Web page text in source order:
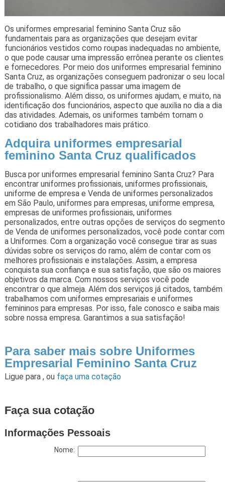
Os uniformes empresarial feminino Santa Cruz são
fundamentais para as organizações que desejam evitar
funcionários vestidos como roupas inadequadas no ambiente,
o que pode causar uma impressão errônea perante os clientes
e fornecedores. Por meio dos uniformes empresarial feminino
Santa Cruz, as organizações conseguem padronizar o seu local
de trabalho, o que significa passar uma imagem de
profissionalismo. Além disso, os uniformes ajudam, e muito, na
identificação dos funcionários, aspecto que auxilia no dia a dia
das atividades. Ademais, os uniformes também tornam o
cotidiano dos trabalhadores mais prático.
Adquira uniformes empresarial
feminino Santa Cruz qualificados
Busca por uniformes empresarial feminino Santa Cruz? Para
encontrar uniformes profissionais, uniformes profissionais,
uniforme de empresa e Venda de uniformes personalizados
em São Paulo, uniformes para empresas, uniforme empresa,
empresas de uniformes profissionais, uniformes
personalizados, entre outras opções de serviços do segmento
de Venda de uniformes personalizados, você pode contar com
a Uniformes. Com a organização você consegue tirar as suas
dúvidas sobre os serviços do ramo, além de contar com os
melhores profissionais e instalações. Assim, a empresa
conquista sua confiança e sua satisfação, que são os maiores
objetivos da marca. Com nossos serviços você pode
encontrar o que almeja. Além dos serviços já citados, também
trabalhamos com uniformes empresariais e uniformes
femininos para empresas. Por isso, fale conosco e saiba mais
sobre nossa empresa. Garantimos a sua satisfação!
Para saber mais sobre Uniformes
Empresarial Feminino Santa Cruz
Ligue para , ou faça uma cotação
Faça sua cotação
Informações Pessoais
Nome: